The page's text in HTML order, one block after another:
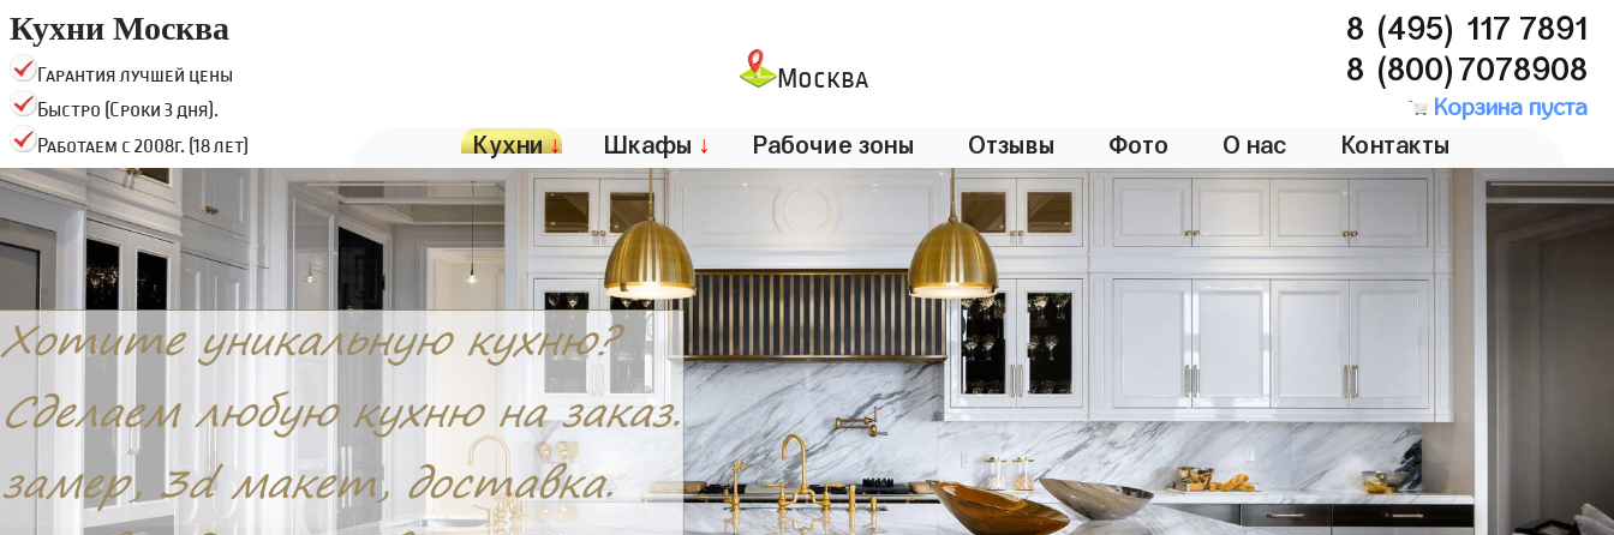
Кухни Москва
Гарантия лучшей цены
Быстро (Сроки 3 дня).
Работаем с 2008г. (18 лет)
Москва
8 (495) 117 7891
8 (800)7078908
Корзина пуста
Кухни↓ Шкафы ↓ Рабочие зоны Отзывы Фото О нас Контакты